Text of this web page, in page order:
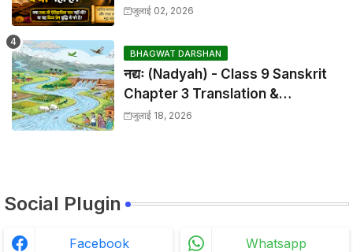
वर्णन क्यों नहीं है?
जुलाई 02, 2026
BHAGWAT DARSHAN
नद्यः (Nadyah) - Class 9 Sanskrit
Chapter 3 Translation &
Solutions
जुलाई 18, 2026
Social Plugin
Facebook Whatsapp